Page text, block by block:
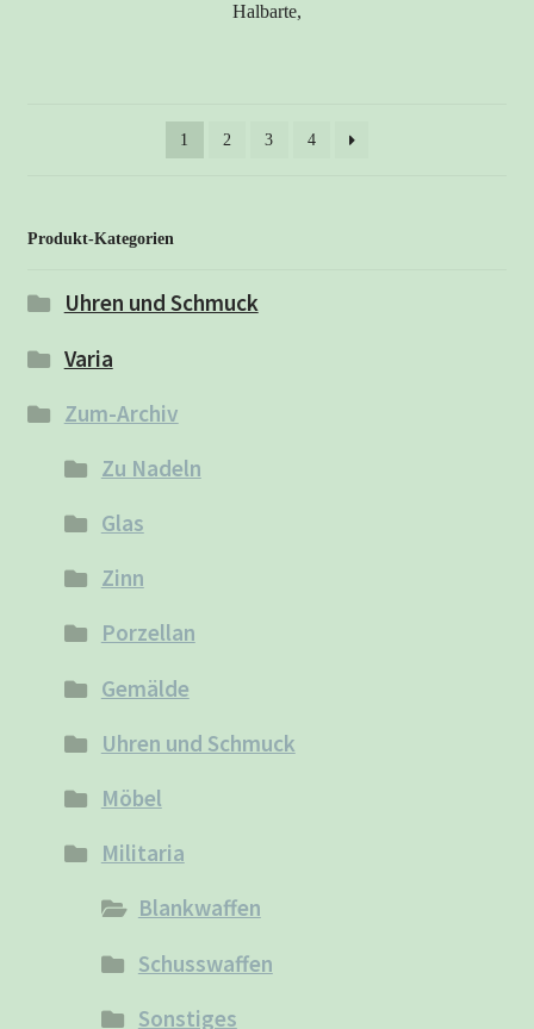
Halbarte,
1 2 3 4
Produkt-Kategorien
Uhren und Schmuck
Varia
Zum-Archiv
Zu Nadeln
Glas
Zinn
Porzellan
Gemälde
Uhren und Schmuck
Möbel
Militaria
Blankwaffen
Schusswaffen
Sonstiges